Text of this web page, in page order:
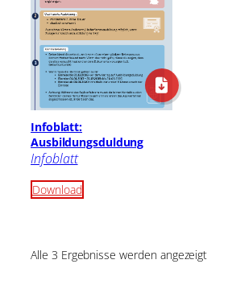
Infoblatt:
Ausbildungsduldung
Infoblatt
Download
Alle 3 Ergebnisse werden angezeigt